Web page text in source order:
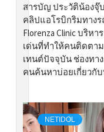
สารบัญ ประวัติน้องจุ๊
คลิปแอโรบิกริมทางร
Florenza Clinic บริห
เด่นที่ทำให้คนติดตา
เทนต์ปัจจุบัน ช่องทา
คนค้นหาบ่อยเกี่ยวกับ
NETIDOL